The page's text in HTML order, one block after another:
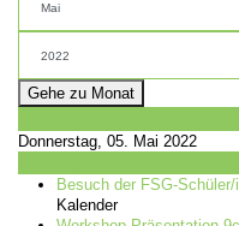
Gehe zu Monat
Donnerstag, 05. Mai 2022
Besuch der FSG-
Kalender